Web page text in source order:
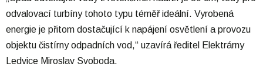
odvalovací turbíny tohoto typu téměř ideální. Vyrobená
energie je přitom dostačující k napájení osvětlení a provozu
objektu čistírny odpadních vod,“ uzavírá ředitel Elektrárny
Ledvice Miroslav Svoboda.